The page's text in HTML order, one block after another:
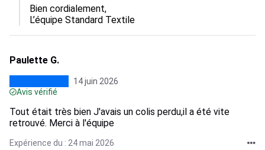
Bien cordialement,
L’équipe Standard Textile
Paulette G.
14 juin 2026
Avis vérifié
Tout était très bien J'avais un colis perdu,il a été vite
retrouvé. Merci à l'équipe
Expérience du : 24 mai 2026